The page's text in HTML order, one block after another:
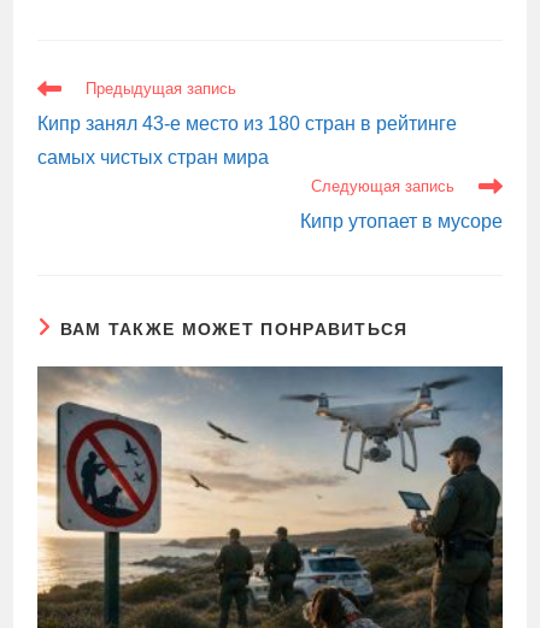
ЕЩЕ
СТАТЬИ
Предыдущая запись
Кипр занял 43-е место из 180 стран в рейтинге
самых чистых стран мира
Следующая запись
Кипр утопает в мусоре
ВАМ ТАКЖЕ МОЖЕТ ПОНРАВИТЬСЯ